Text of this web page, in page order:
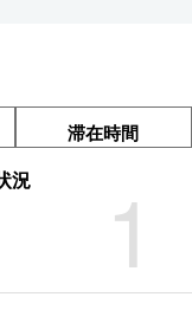
滞在時間
1
況